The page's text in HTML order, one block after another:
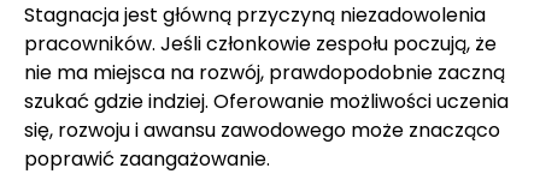
Stagnacja jest główną przyczyną niezadowolenia
pracowników. Jeśli członkowie zespołu poczują, że
nie ma miejsca na rozwój, prawdopodobnie zaczną
szukać gdzie indziej. Oferowanie możliwości uczenia
się, rozwoju i awansu zawodowego może znacząco
poprawić zaangażowanie.